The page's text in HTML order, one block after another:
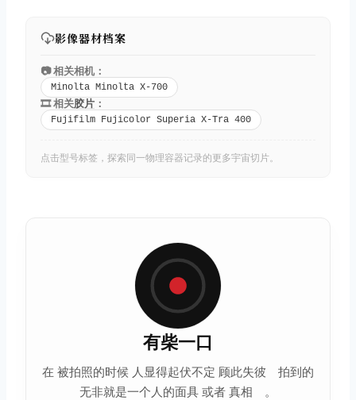
影像器材档案
📷 相关相机：
Minolta Minolta X-700
🎞️ 相关胶片 ：
Fujifilm Fujicolor Superia X-Tra 400
点击型号标签，探索同一物理容器记录的更多宇宙切片。
有柴一口
在 被拍照的时候 人显得起伏不定 顾此失彼 拍到的
无非就是一个人的面具 或者 真相 。